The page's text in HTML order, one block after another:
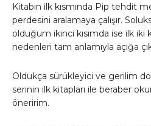
Kitabın ilk kısmında Pip tehdit
perdesini aralamaya çalışır.
olduğum ikinci kısımda ise ilk iki
nedenleri tam anlamıyla açığa
Oldukça sürükleyici ve gerilim
serinin ilk kitapları ile beraber
öneririm.